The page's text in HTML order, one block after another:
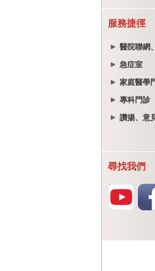
服務捷徑
醫院聯網
急症室
家庭醫學
專科門診
讚揚、意
尋找我們